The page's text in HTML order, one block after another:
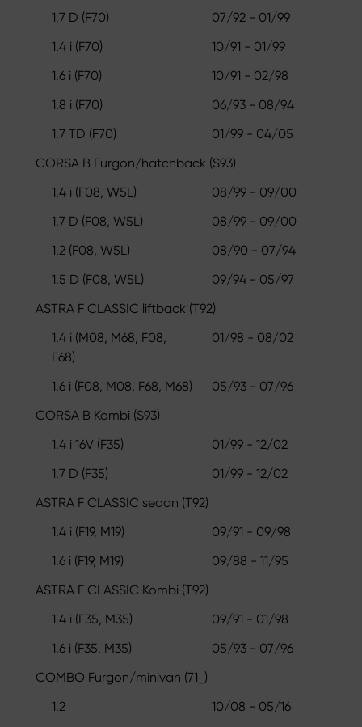
1.7 D (F70)
07/92 - 01/99
1.4 i (F70)
10/91 - 01/99
1.6 i (F70)
10/91 - 02/98
1.8 i (F70)
06/93 - 08/94
1.7 TD (F70)
01/99 - 04/05
CORSA B Furgon/hatchback (S93)
1.4 i (F08, W5L)
08/99 - 09/00
1.7 D (F08, W5L)
08/99 - 09/00
1.2 (F08, W5L)
08/90 - 07/94
1.5 D (F08, W5L)
09/94 - 05/97
ASTRA F CLASSIC liftback (T92)
1.4 i (M08, M68, F08,
F68)
01/98 - 08/02
1.6 i (F08, M08, F68, M68)
05/93 - 07/96
CORSA B Kombi (S93)
1.4 i 16V (F35)
01/99 - 12/02
1.7 D (F35)
01/99 - 12/02
ASTRA F CLASSIC sedan (T92)
1.4 i (F19, M19)
09/91 - 09/98
1.6 i (F19, M19)
09/88 - 11/95
ASTRA F CLASSIC Kombi (T92)
1.4 i (F35, M35)
09/91 - 01/98
1.6 i (F35, M35)
05/93 - 07/96
COMBO Furgon/minivan (71_)
1.2
10/08 - 05/16